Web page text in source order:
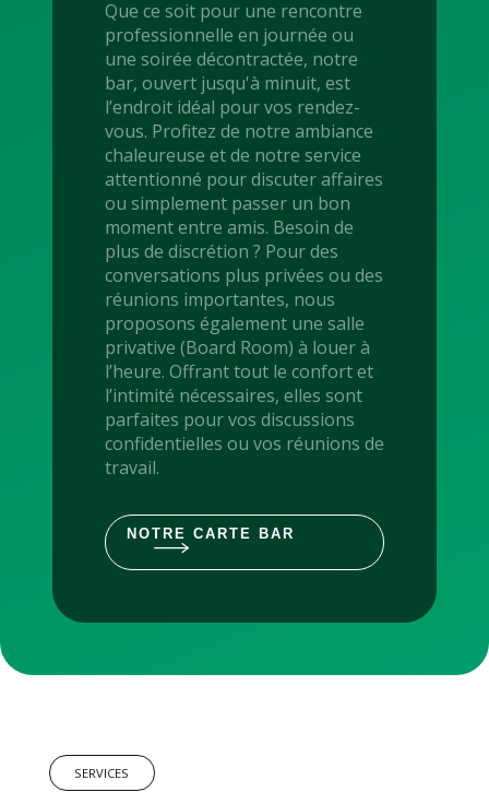
Que ce soit pour une rencontre
professionnelle en journée ou
une soirée décontractée, notre
bar, ouvert jusqu'à minuit, est
l’endroit idéal pour vos rendez-
vous. Profitez de notre ambiance
chaleureuse et de notre service
attentionné pour discuter affaires
ou simplement passer un bon
moment entre amis. Besoin de
plus de discrétion ? Pour des
conversations plus privées ou des
réunions importantes, nous
proposons également une salle
privative (Board Room) à louer à
l’heure. Offrant tout le confort et
l’intimité nécessaires, elles sont
parfaites pour vos discussions
confidentielles ou vos réunions de
travail.
NOTRE CARTE BAR
SERVICES